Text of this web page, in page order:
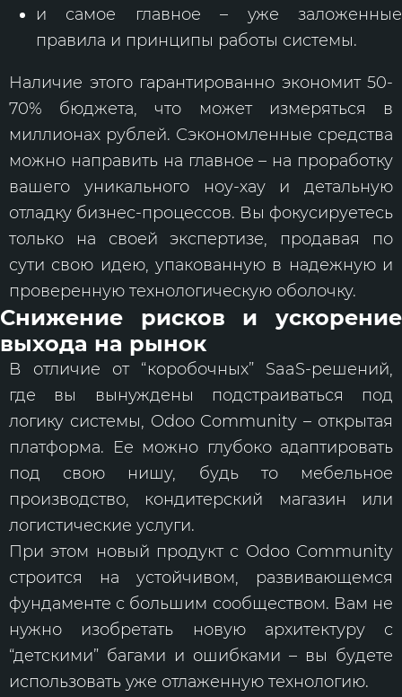
и самое главное – уже заложенные
правила и принципы работы системы.
Наличие этого гарантированно экономит 50-
70% бюджета, что может измеряться в
миллионах рублей. Сэкономленные средства
можно направить на главное – на проработку
вашего уникального ноу-хау и детальную
отладку бизнес-процессов. Вы фокусируетесь
только на своей экспертизе, продавая по
сути свою идею, упакованную в надежную и
проверенную технологическую оболочку.
Снижение рисков и ускорение
выхода на рынок
В отличие от “коробочных” SaaS-решений,
где вы вынуждены подстраиваться под
логику системы, Odoo Community – открытая
платформа. Ее можно глубоко адаптировать
под свою нишу, будь то мебельное
производство, кондитерский магазин или
логистические услуги.
При этом новый продукт с Odoo Community
строится на устойчивом, развивающемся
фундаменте с большим сообществом. Вам не
нужно изобретать новую архитектуру с
“детскими” багами и ошибками – вы будете
использовать уже отлаженную технологию.